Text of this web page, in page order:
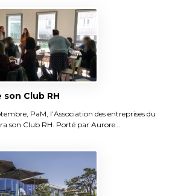
son Club RH
PaM, l’Association des entreprises du
son Club RH. Porté par Aurore…